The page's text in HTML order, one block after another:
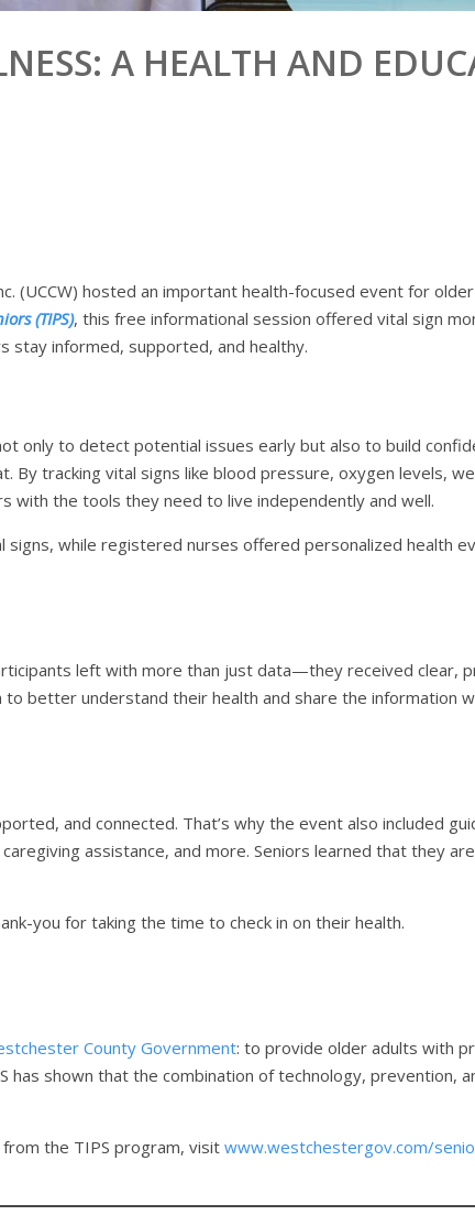
A HEALTH AND
(UCCW) hosted an important health-focused event for
(TIPS), this free informational session offered vital sign
stay informed, supported, and healthy.
only to detect potential issues early but also to build
By tracking vital signs like blood pressure, oxygen levels,
with the tools they need to live independently and well.
signs, while registered nurses offered personalized health
left with more than just data—they received clear,
better understand their health and share the information
and connected. That’s why the event also included
assistance, and more. Seniors learned that they
you for taking the time to check in on their health.
County Government: to provide older adults with
shown that the combination of technology, prevention,
the TIPS program, visitwww.westchestergov.com/